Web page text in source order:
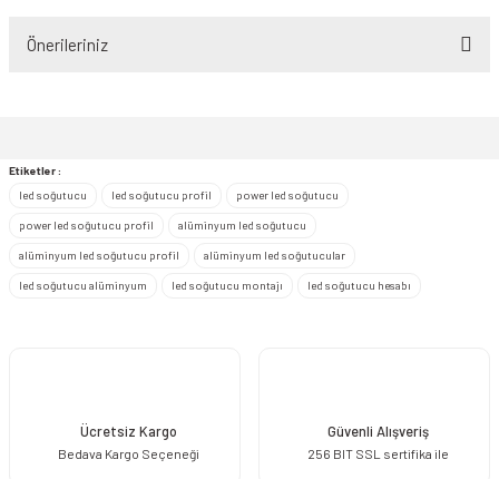
Önerileriniz
Ürün bilgilerinde hatalar bulunuyor.
Etiketler :
led soğutucu
led soğutucu profil power led soğutucu
power led soğutucu profil alüminyum led soğutucu
alüminyum led soğutucu profil alüminyum led soğutucular
led soğutucu alüminyum led soğutucu montajı led soğutucu hesabı
Ücretsiz Kargo
Bedava Kargo Seçeneği
Güvenli Alışveriş
256 BIT SSL sertifika ile